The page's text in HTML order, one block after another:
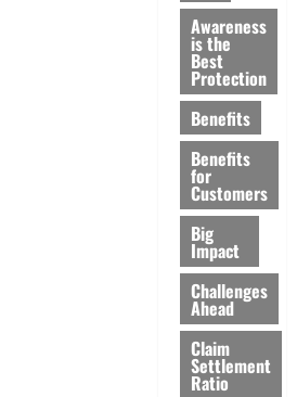
Awareness
is the
Best
Protection
Benefits
Benefits
for
Customers
Big
Impact
Challenges
Ahead
Claim
Settlement
Ratio